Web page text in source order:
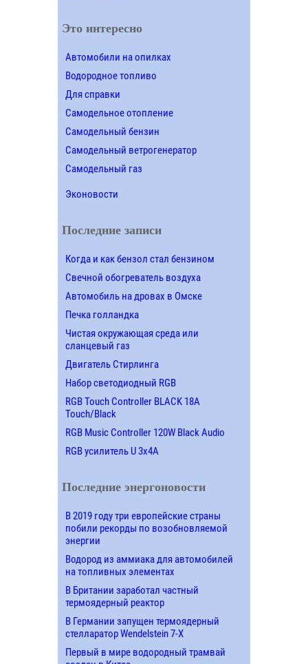
Это интересно
Автомобили на опилках
Водородное топливо
Для справки
Самодельное отопление
Самодельный бензин
Самодельный ветрогенератор
Самодельный газ
Эконовости
Последние записи
Когда и как бензол стал бензином
Свечной обогреватель воздуха
Автомобиль на дровах в Омске
Печка голландка
Чистая окружающая среда или
сланцевый газ
Двигатель Стирлинга
Набор светодиодный RGB
RGB Touch Controller BLACK 18A
Touch/Black
RGB Music Controller 120W Black Audio
RGB усилитель U 3х4A
Последние энергоновости
В 2019 году три европейские страны
побили рекорды по возобновляемой
энергии
Водород из аммиака для автомобилей
на топливных элементах
В Британии заработал частный
термоядерный реактор
В Германии запущен термоядерный
стелларатор Wendelstein 7-X
Первый в мире водородный трамвай